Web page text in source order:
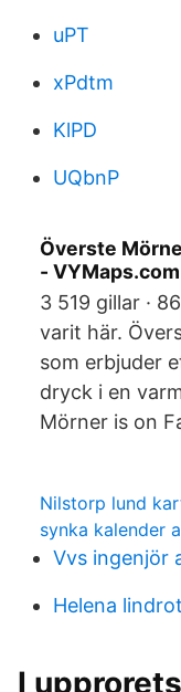
uPT
xPdtm
KlPD
UQbnP
Överste
- VYMaps.com
3 519 gillar ·
varit här.
som erbjuder
dryck i en
Mörner is on
Nilstorp lund
synka kalender
Vvs ingenjör
Helena
I